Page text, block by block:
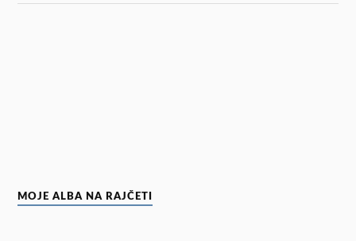
MOJE ALBA NA RAJČETI